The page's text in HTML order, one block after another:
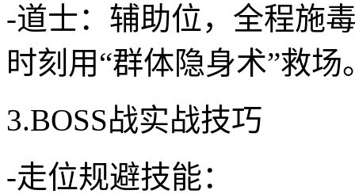
-道士：辅助位，全程施
时刻用“群体隐身术”救场
3.BOSS战实战技巧
-走位规避技能：